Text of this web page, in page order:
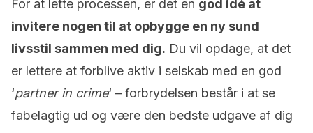
For at lette processen, er det en god idé at
invitere nogen til at opbygge en ny sund
livsstil sammen med dig. Du vil opdage, at det
er lettere at forblive aktiv i selskab med en god
‘partner in crime‘ – forbrydelsen består i at se
fabelagtig ud og være den bedste udgave af dig